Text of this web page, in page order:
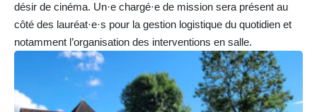
désir de cinéma. Un·e chargé·e de mission sera présent au
côté des lauréat·e·s pour la gestion logistique du quotidien et
notamment l’organisation des interventions en salle.